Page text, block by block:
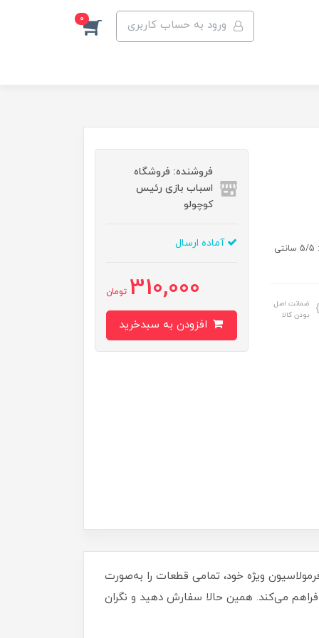
ورود به حساب کاربری 0
اندازه بسته جعبه: طول : 9/5 سانتی متر عرض : 5/5 سانتی متر ارتفاع : 5/5 سانتی
ضمانت اصل
بودن کالا
فروشنده: فروشگاه
اسباب بازی رئیس
کوچولو
آماده ارسال
310,000 تومان
شماست! این چسب با فرمولاسیون ویژه خود، تمامی قطعات را به‌صورت
می‌کند. همین حالا سفارش دهید و نگران